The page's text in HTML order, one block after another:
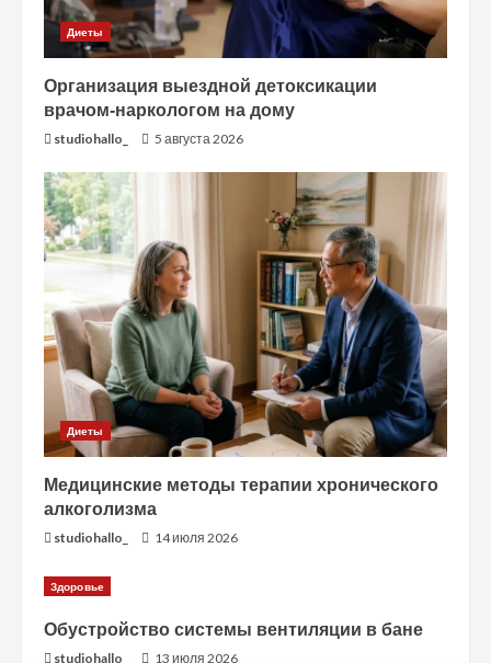
Диеты
Организация выездной детоксикации
врачом-наркологом на дому
studiohallo_ 5 августа 2026
Диеты
Медицинские методы терапии хронического
алкоголизма
studiohallo_ 14 июля 2026
Здоровье
Обустройство системы вентиляции в бане
studiohallo_ 13 июля 2026